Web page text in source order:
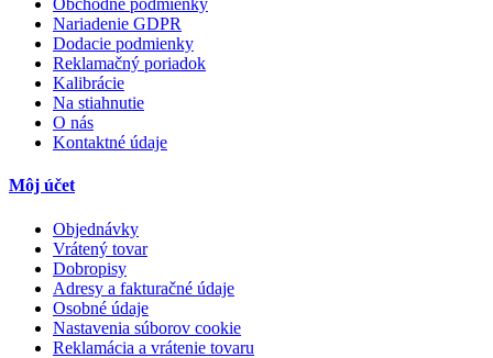
Obchodné podmienky
Nariadenie GDPR
Dodacie podmienky
Reklamačný poriadok
Kalibrácie
Na stiahnutie
O nás
Kontaktné údaje
Môj účet
Objednávky
Vrátený tovar
Dobropisy
Adresy a fakturačné údaje
Osobné údaje
Nastavenia súborov cookie
Reklamácia a vrátenie tovaru